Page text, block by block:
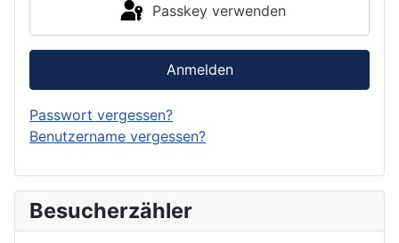
Passkey verwenden
Anmelden
Passwort vergessen?
Benutzername vergessen?
Besucherzähler